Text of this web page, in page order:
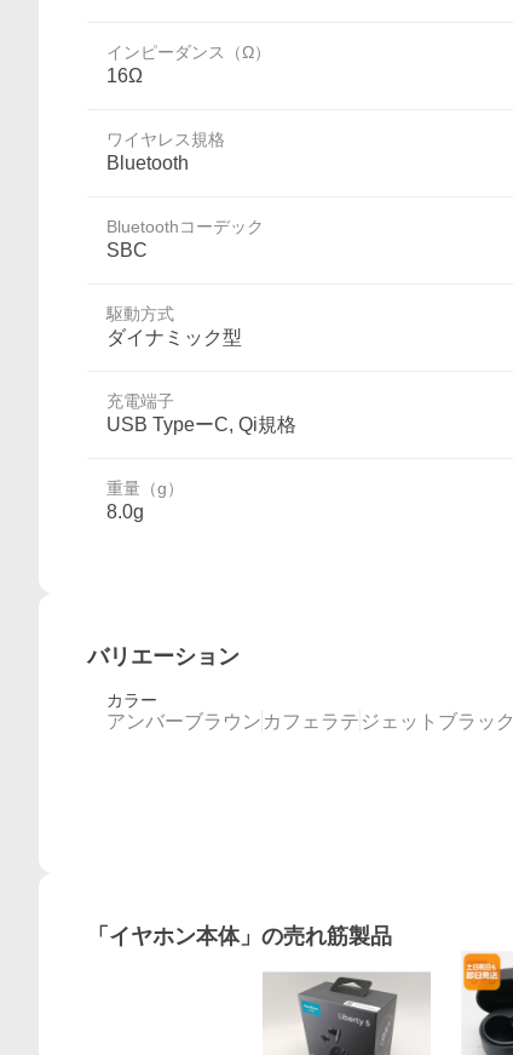
インピーダンス（Ω）
16Ω
ワイヤレス規格
Bluetooth
Bluetoothコーデック
SBC
駆動方式
ダイナミック型
充電端子
USB TypeーC, Qi規格
重量（g）
8.0g
バリエーション
カラー
アンバーブラウン カフェラテ ジェットブラック
「 イヤホン本体」の売れ筋製品